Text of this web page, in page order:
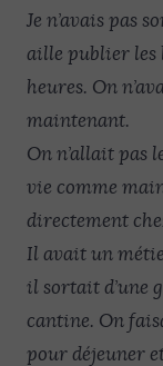
Je n’avais pas
aille publier les
heures. On
maintenant.
On n’allait pas
vie comme
directement
Il avait un
il sortait d’une
cantine. On
pour déjeuner